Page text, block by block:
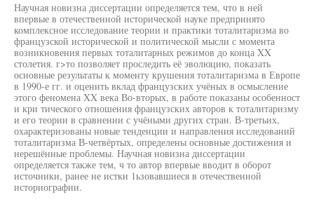
Научная новизна диссертации определяется тем, что в ней
впервые в отечественной исторической науке предпринято
комплексное исследование теории и практики тоталитаризма во
французской исторической и политической мысли с момента
возникновения первых тоталитарных режимов до конца XX
столетия. г>то позволяет проследить её эволюцию, показать
основные результаты к моменту крушения тоталитаризма в Европе
в 1990-е гг. и оценить вклад французских учёных в осмысление
этого феномена XX века Во-вторых, в работе показаны особенност
и кри тического отношения французских авторов к тоталитаризму
и его теории в сравнении с учёными других стран. В-третьих,
охарактеризованы новые тенденции и направления исследований
тоталитаризма В-четвёртых, определены основные достижения и
нерешённые проблемы. Научная новизна диссертации
определяется также тем, ч то автор впервые вводит в оборот
источники, ранее не истки 1ьзовавшиеся в отечественной
историографии.